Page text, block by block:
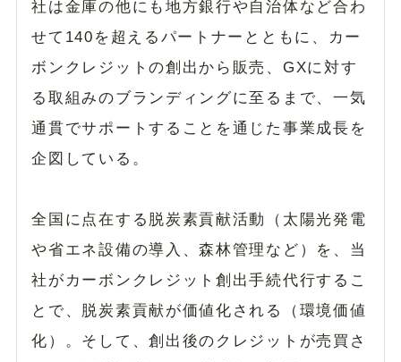
社は金庫の他にも地方銀行や自治体など合わ
せて140を超えるパートナーとともに、カー
ボンクレジットの創出から販売、GXに対す
る取組みのブランディングに至るまで、一気
通貫でサポートすることを通じた事業成長を
企図している。
全国に点在する脱炭素貢献活動（太陽光発電
や省エネ設備の導入、森林管理など）を、当
社がカーボンクレジット創出手続代行するこ
とで、脱炭素貢献が価値化される（環境価値
化）。そして、創出後のクレジットが売買さ